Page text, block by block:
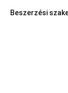
Beszerzési